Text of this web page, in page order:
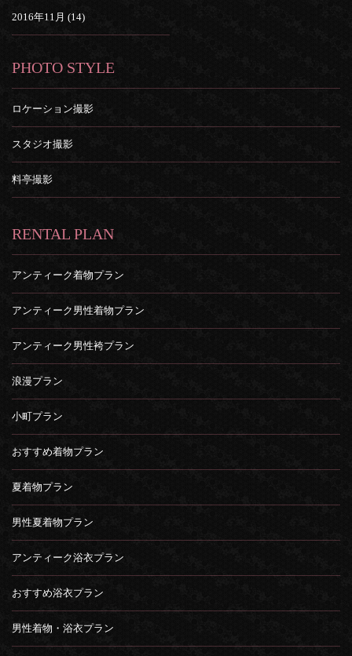
2016年11月 (14)
PHOTO STYLE
ロケーション撮影
スタジオ撮影
料亭撮影
RENTAL PLAN
アンティーク着物プラン
アンティーク男性着物プラン
アンティーク男性袴プラン
浪漫プラン
小町プラン
おすすめ着物プラン
夏着物プラン
男性夏着物プラン
アンティーク浴衣プラン
おすすめ浴衣プラン
男性着物・浴衣プラン